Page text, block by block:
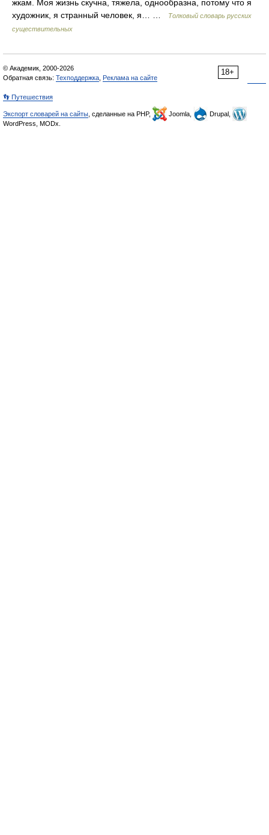
жкам. Моя жизнь скучна, тяжела, однообразна, потому что я
художник, я странный человек, я… …
Толковый словарь русских
существительных
18+
© Академик, 2000-2026
Обратная связь: Техподдержка Реклама на сайте
👣 Путешествия
Экспорт словарей на сайты , сделанные на PHP, Joomla,
Drupal,
WordPress, MODx.